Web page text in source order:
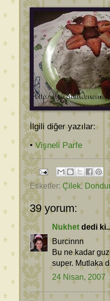
İlgili diğer yazılar:
•Vişneli Parfe
Etiketler: Çilek,
39 yorum:
Nukhet dedi
Burcinnn
Bu ne kadar
super. Mutlaka
24 Nisan, 2007